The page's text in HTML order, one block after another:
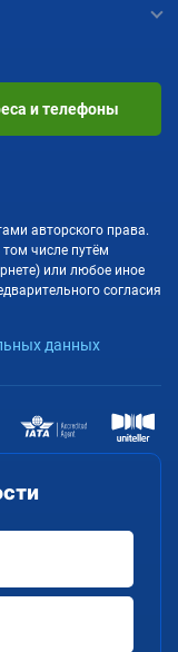
авторского права.
числе путём
или любое иное
согласия
данных
и телефоны